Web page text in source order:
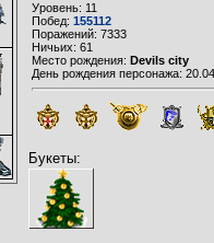
Уровень: 11
Побед: 155112
Поражений: 7333
Ничьих: 61
Место рождения: Devils city
День рождения персонажа:
Букеты: